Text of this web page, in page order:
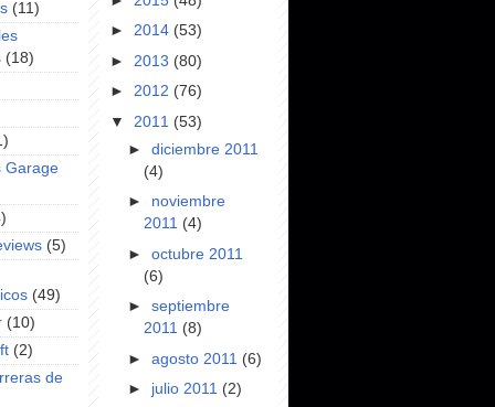
(11)
(18)
Garage
(5)
(49)
(10)
(2)
de
► 2014 (53)
► 2013 (80)
► 2012 (76)
▼ 2011 (53)
►diciembre 2011
(4)
► noviembre
2011 (4)
►octubre 2011
(6)
►septiembre
2011 (8)
►agosto 2011 (6)
► julio 2011 (2)